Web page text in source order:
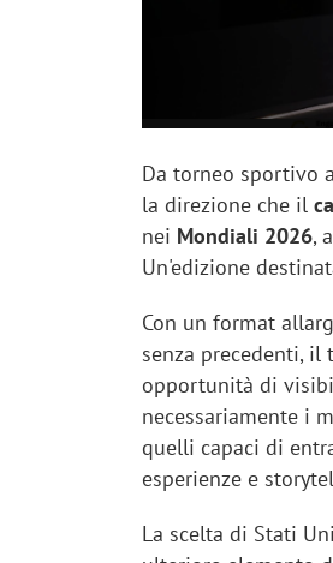
Da torneo sportivo
la direzione che il
nei Mondiali 2026,
Un'edizione
Con un format
senza precedenti,
opportunità di
necessariamente i
quelli capaci di
esperienze e
La scelta di Stati